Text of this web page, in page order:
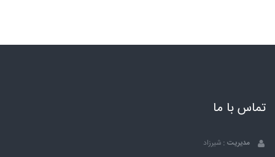
تماس با ما
مدیریت : شیرزاد